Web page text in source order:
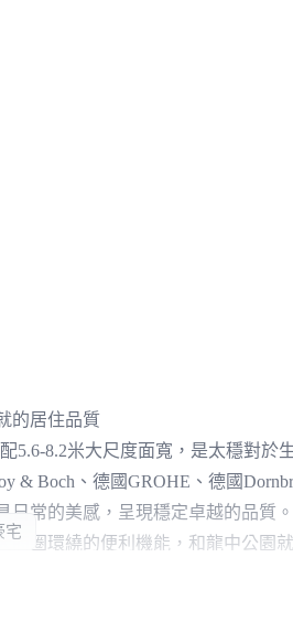
的居住品質
5.6-8.2米大尺度面寬，是太穩對
& Boch、德國GROHE、德國
日常的美感，呈現穩定卓越的品質。
商圈環繞的便利機能，和龍中公
人生最大的助力。
宅